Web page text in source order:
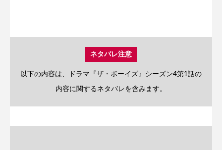
ネタバレ注意
以下の内容は、ドラマ『ザ・ボーイズ』シーズン4第1話の
内容に関するネタバレを含みます。